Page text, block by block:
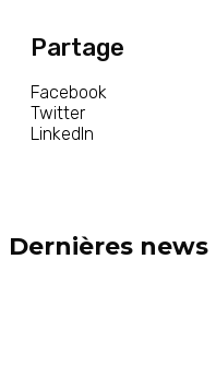
Partage
Facebook
Twitter
LinkedIn
Dernières news